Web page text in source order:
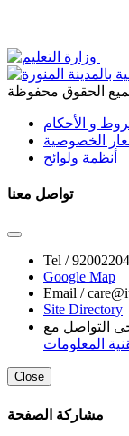
و الأحكام
الخصوصية
أنظمة ولوائح
تواصل معنا
Tel /
Google Map
Email /
Site Directory
التواصل مع
المعلومات
Close
مشاركة الصفحة